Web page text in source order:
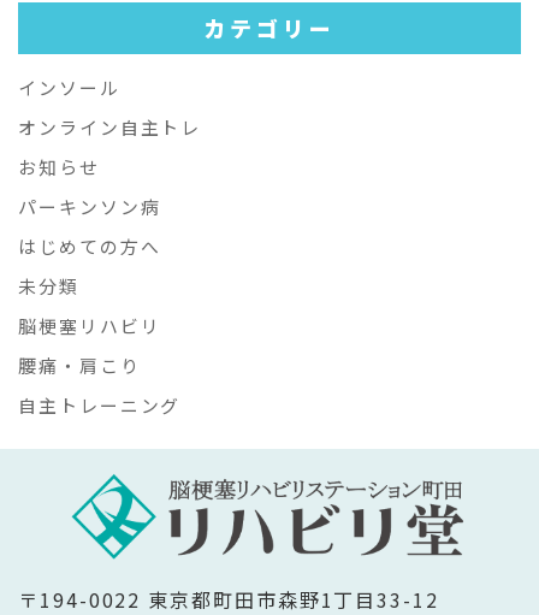
カテゴリー
インソール
オンライン自主トレ
お知らせ
パーキンソン病
はじめての方へ
未分類
脳梗塞リハビリ
腰痛・肩こり
自主トレーニング
〒194-0022 東京都町田市森野1丁目33-12